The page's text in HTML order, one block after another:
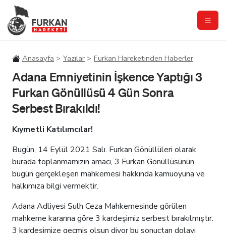
Anasayfa Yazılar Furkan Hareketinden Haberler
Adana Emniyetinin İşkence Yaptığı 3
Furkan Gönüllüsü 4 Gün Sonra
Serbest Bırakıldı!
Kıymetli Katılımcılar!
Bugün, 14 Eylül 2021 Salı. Furkan Gönüllüleri olarak
burada toplanmamızın amacı, 3 Furkan Gönüllüsünün
bugün gerçekleşen mahkemesi hakkında kamuoyuna ve
halkımıza bilgi vermektir.
Adana Adliyesi Sulh Ceza Mahkemesinde görülen
mahkeme kararına göre 3 kardeşimiz serbest bırakılmıştır.
3 kardeşimize geçmiş olsun diyor bu sonuçtan dolayı